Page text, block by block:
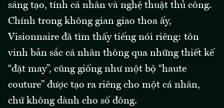
sáng tạo, tính cá nhân và nghệ thuật thủ công.
Chính trong không gian giao thoa ấy,
Visionnaire đã tìm thấy tiếng nói riêng: tôn
vinh bản sắc cá nhân thông qua những thiết kế
“đặt may”, cũng giống như một bộ “haute
couture” được tạo ra riêng cho một cá nhân,
chứ không dành cho số đông.